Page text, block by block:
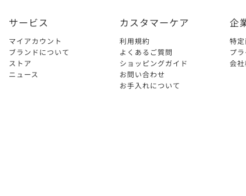
サービス
マイアカウント
ブランドについて
ストア
ニュース
カスタマーケア
利用規約
よくあるご質問
ショッピングガイド
お問い合わせ
お手入れについて
企
特
プ
会